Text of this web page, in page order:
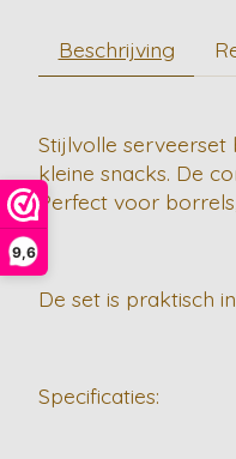
9,6
Beschrijving
Stijlvolle serveerset
kleine snacks. De
Perfect voor
De set is praktisch
Specificaties: